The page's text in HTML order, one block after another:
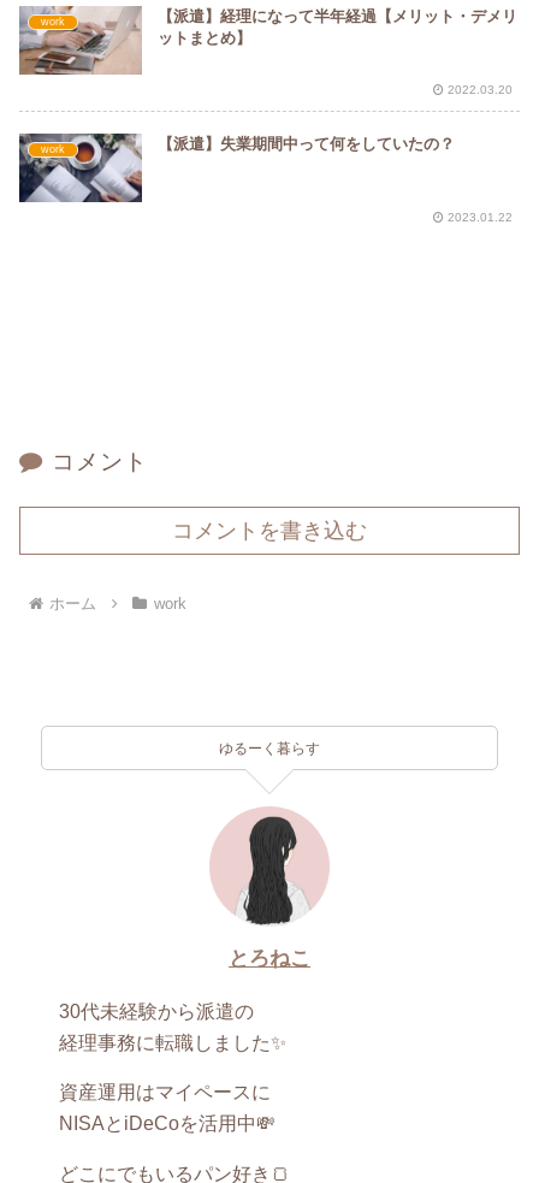
work
【派遣】経理になって半年経過【メリット・デメリ
ットまとめ】
2022.03.20
work 【派遣】失業期間中って何をしていたの？
2023.01.22
コメント
コメントを書き込む
ホーム work
ゆるーく暮らす
とろねこ
30代未経験から派遣の
経理事務に転職しました✨
資産運用はマイペースに
NISAとiDeCoを活用中💸
どこにでもいるパン好き🍞